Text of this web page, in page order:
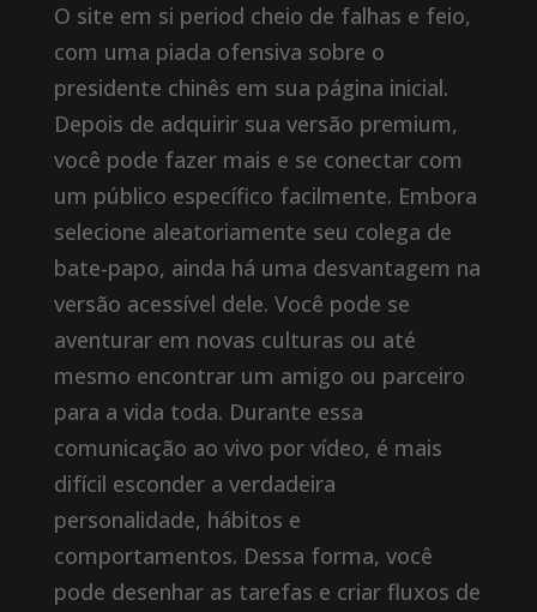
O site em si period cheio de falhas e feio,
com uma piada ofensiva sobre o
presidente chinês em sua página inicial.
Depois de adquirir sua versão premium,
você pode fazer mais e se conectar com
um público específico facilmente. Embora
selecione aleatoriamente seu colega de
bate-papo, ainda há uma desvantagem na
versão acessível dele. Você pode se
aventurar em novas culturas ou até
mesmo encontrar um amigo ou parceiro
para a vida toda. Durante essa
comunicação ao vivo por vídeo, é mais
difícil esconder a verdadeira
personalidade, hábitos e
comportamentos. Dessa forma, você
pode desenhar as tarefas e criar fluxos de